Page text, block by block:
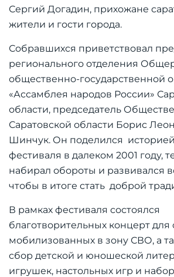
Сергий Догадин, прихожане
жители и гости города.
Собравшихся приветствовал
регионального отделения
общественно-государственной
«Ассамблея народов России»
области, председатель
Саратовской области Борис
Шинчук. Он поделился
фестиваля в далеком 2001 году,
набирал обороты и развивался
чтобы в итоге стать доброй
В рамках фестиваля состоялся
благотворительных концерт для
мобилизованных в зону СВО, а
сбор детской и юношеской
игрушек, настольных игр и